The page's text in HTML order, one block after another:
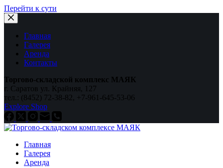
Перейти к сути
Главная
Галерея
Аренда
Контакты
Торгово-складской комплекс МАЯК
г. Саратов ул. Крайняя, 127
тел.: (8452) 72-38-82, +7-961-645-53-06
Explore Shop
Главная
Галерея
Аренда